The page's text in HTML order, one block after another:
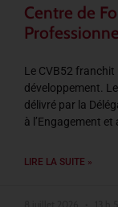
Centre de
Le CVB52 franchit
développement.
délivré par la
à l’Engagement et
LIRE LA SUITE »